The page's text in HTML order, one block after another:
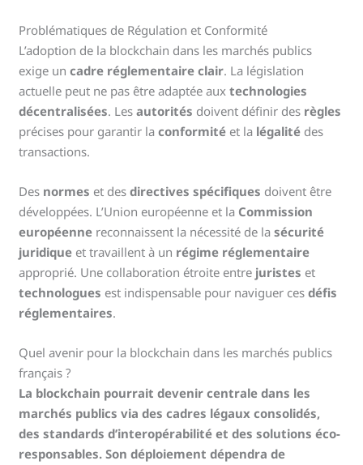
Problématiques de Régulation et Conformité
L’adoption de la blockchain dans les marchés publics
exige uncadre réglementaire clair. La législation
actuelle peut ne pas être adaptée auxtechnologies
décentralisées. Lesautorités doivent définir des règles
précises pour garantir laconformité et la légalité des
transactions.
Des normes et desdirectives spécifiques doivent être
développées. L’Union européenne et la Commission
européenne reconnaissent la nécessité de lasécurité
juridique et travaillent à un régime réglementaire
approprié. Une collaboration étroite entre juristes et
technologues est indispensable pour naviguer cesdéfis
réglementaires.
Quel avenir pour la blockchain dans les marchés publics
français ?
La blockchain pourrait devenir centrale dans les
marchés publics via des cadres légaux consolidés,
des standards d’interopérabilité et des solutions éco-
responsables. Son déploiement dépendra de